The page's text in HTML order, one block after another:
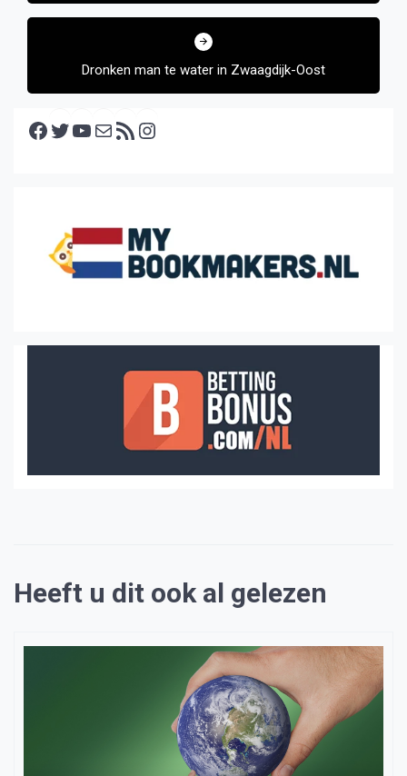
Dronken man te water in Zwaagdijk-Oost
Facebook Twitter YouTube E-mail RSS feed
Heeft u dit ook al gelezen